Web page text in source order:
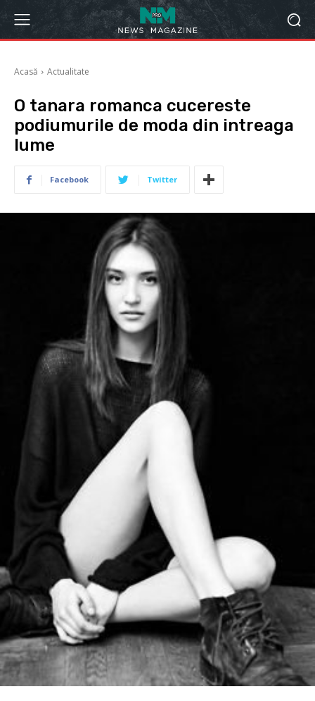
Acasă Actualitate
O tanara romanca cucereste
podiumurile de moda din intreaga
lume
Facebook Twitter